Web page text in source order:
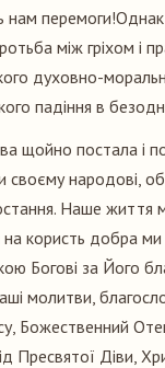
нам
між гріхом і
духовно-
падіння в
щойно постала і
народові,
Наше життя
на користь добра
Богові за Його
молитви,
Божественний
Пресвятої Діви,